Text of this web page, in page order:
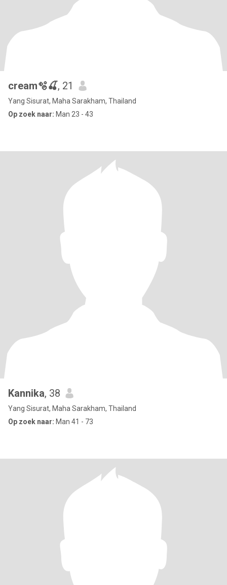
cream🫧🍒, 21
Yang Sisurat, Maha Sarakham, Thailand
Op zoek naar: Man 23 - 43
Kannika, 38
Yang Sisurat, Maha Sarakham, Thailand
Op zoek naar: Man 41 - 73